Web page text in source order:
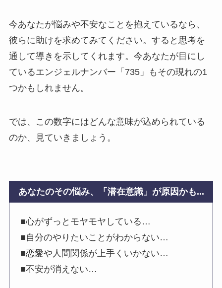
今あなたが悩みや不安なことを抱えているなら、
彼らに助けを求めてみてください。すると思考を
通して導きを示してくれます。今あなたが目にし
ているエンジェルナンバー「735」もその現れの1
つかもしれません。
では、この数字にはどんな意味が込められている
のか、見ていきましょう。
あなたのその悩み、「潜在意識」が原因かも...
■心がずっとモヤモヤしている…
■自分のやりたいことがわからない…
■恋愛や人間関係が上手くいかない…
■不安が消えない…